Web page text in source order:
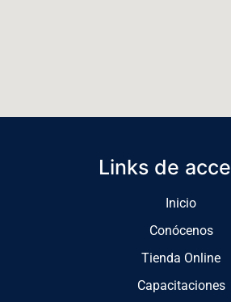
Links de
Inicio
Conócenos
Tienda Online
Capacitaciones